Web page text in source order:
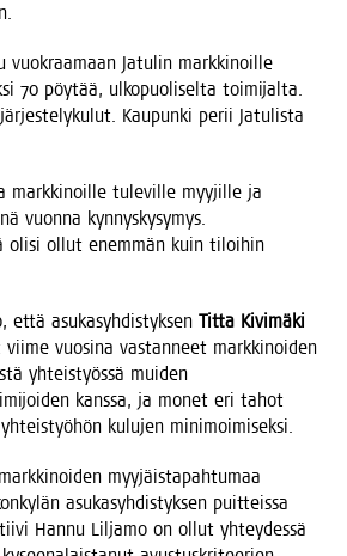
vuo­kraa­maan Jatu­lin mark­ki­noil­le
70 pöy­tää, ulko­puo­li­sel­ta toi­mi­jal­ta.
Kau­pun­ki perii Jatu­lis­ta
mark­ki­noil­le tule­vil­le myy­jil­le ja
vuon­na kyn­nys­ky­sy­mys.
oli­si ollut enem­män kuin tiloi­hin
että asu­ka­syh­dis­tyk­sen Tit­ta Kivi­mä­ki
vii­me vuo­si­na vas­tan­neet mark­ki­noi­den
yhteis­työs­sä mui­den
kans­sa, ja monet eri tahot
kulu­jen minimoimiseksi.
myy­jäis­ta­pah­tu­maa
asu­ka­syh­dis­tyk­sen puit­teis­sa
Han­nu Lil­ja­mo on ollut yhtey­des­sä